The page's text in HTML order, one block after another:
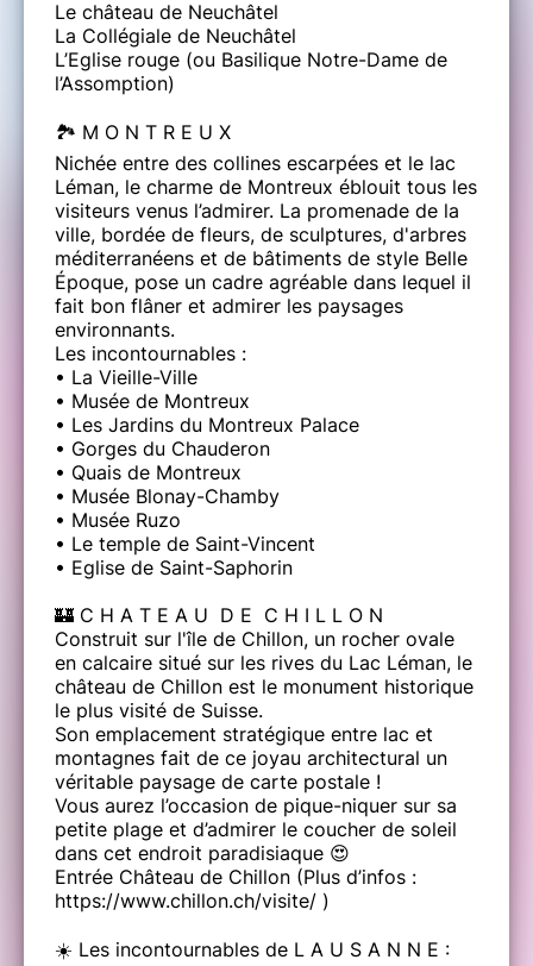
Le château de Neuchâtel
La Collégiale de Neuchâtel
L’Eglise rouge (ou Basilique Notre-Dame de
l’Assomption)
🏞️ M O N T R E U X
Nichée entre des collines escarpées et le lac
Léman, le charme de Montreux éblouit tous les
visiteurs venus l’admirer. La promenade de la
ville, bordée de fleurs, de sculptures, d'arbres
méditerranéens et de bâtiments de style Belle
Époque, pose un cadre agréable dans lequel il
fait bon flâner et admirer les paysages
environnants.
Les incontournables :
• La Vieille-Ville
• Musée de Montreux
• Les Jardins du Montreux Palace
• Gorges du Chauderon
• Quais de Montreux
• Musée Blonay-Chamby
• Musée Ruzo
• Le temple de Saint-Vincent
• Eglise de Saint-Saphorin
🏰 C H A T E A U D E C H I L L O N
Construit sur l'île de Chillon, un rocher ovale
en calcaire situé sur les rives du Lac Léman, le
château de Chillon est le monument historique
le plus visité de Suisse.
Son emplacement stratégique entre lac et
montagnes fait de ce joyau architectural un
véritable paysage de carte postale !
Vous aurez l’occasion de pique-niquer sur sa
petite plage et d’admirer le coucher de soleil
dans cet endroit paradisiaque 😍
Entrée Château de Chillon (Plus d’infos :
https://www.chillon.ch/visite/ )
☀️ Les incontournables de L A U S A N N E :